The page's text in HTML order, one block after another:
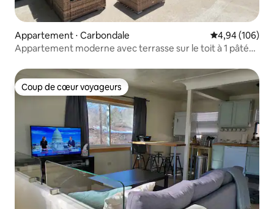
Appartement ⋅ Carbondale Évaluation
4,94 (106)
Appartement moderne avec terrasse sur le toit à 1 pâté
Coup de cœur voyageurs
Coup de cœur voyageurs